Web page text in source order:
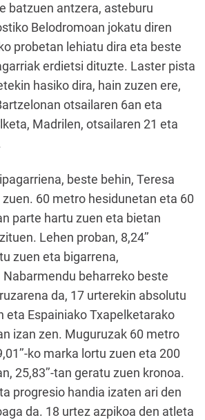
batzuen antzera, asteburu
Belodromoan jokatu diren
probetan lehiatu dira eta beste
erdietsi dituzte. Laster pista
hasiko dira, hain zuzen ere,
otsailaren 6an eta
Madrilen, otsailaren 21 eta
beste behin, Teresa
60 metro hesidunetan eta 60
parte hartu zuen eta bietan
Lehen proban, 8,24’’
zuen eta bigarrena,
Nabarmendu beharreko beste
da, 17 urterekin absolutu
eta Espainiako Txapelketarako
izan zen. Muguruzak 60 metro
ko marka lortu zuen eta 200
25,83’’-tan geratu zuen kronoa.
progresio handia izaten ari den
da. 18 urtez azpikoa den atleta